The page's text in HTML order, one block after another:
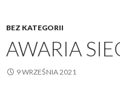
BEZ KATEGORII
AWARIA
9 WRZEŚNIA 2021